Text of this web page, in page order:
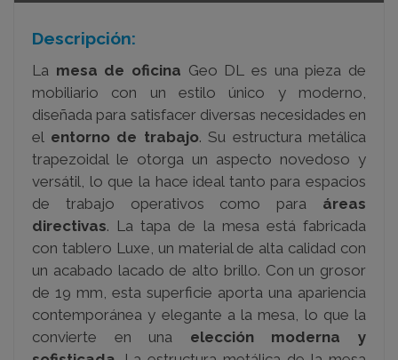
Descripción:
La mesa de oficina Geo DL es una pieza de
mobiliario con un estilo único y moderno,
diseñada para satisfacer diversas necesidades en
el entorno de trabajo. Su estructura metálica
trapezoidal le otorga un aspecto novedoso y
versátil, lo que la hace ideal tanto para espacios
de trabajo operativos como para áreas
directivas. La tapa de la mesa está fabricada
con tablero Luxe, un material de alta calidad con
un acabado lacado de alto brillo. Con un grosor
de 19 mm, esta superficie aporta una apariencia
contemporánea y elegante a la mesa, lo que la
convierte en una elección moderna y